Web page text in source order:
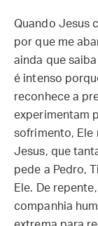
Quando Jesus
por que me
ainda que
é intenso
reconhece a
experimentam
sofrimento, Ele
Jesus, que
pede a Pedro,
Ele. De
companhia